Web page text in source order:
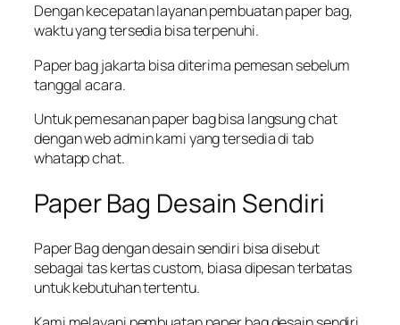
Dengan kecepatan layanan pembuatan paper bag,
waktu yang tersedia bisa terpenuhi.
Paper bag jakarta bisa diterima pemesan sebelum
tanggal acara.
Untuk pemesanan paper bag bisa langsung chat
dengan web admin kami yang tersedia di tab
whatapp chat.
Paper Bag Desain Sendiri
Paper Bag dengan desain sendiri bisa disebut
sebagai tas kertas custom, biasa dipesan terbatas
untuk kebutuhan tertentu.